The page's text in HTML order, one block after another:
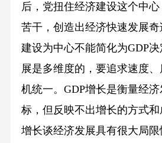
后，党扭住经济建设这个中
苦干，创造出经济快速发展
建设为中心不能简化为GDP
展是多维度的，要追求速度
机统一。GDP增长是衡量经
标，但反映不出增长的方式
增长谈经济发展具有很大局